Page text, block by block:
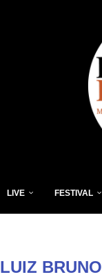
LIVE FESTIVAL
LUIZ BRUNO